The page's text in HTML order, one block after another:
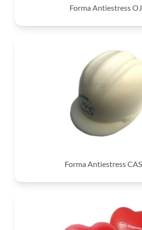
Forma Antiestress
Forma Antiestress